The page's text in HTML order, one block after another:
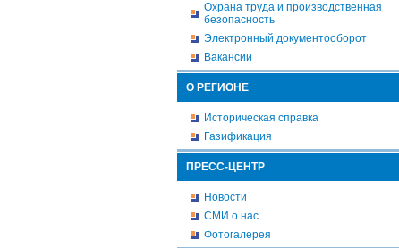
Охрана труда и производственная
безопасность
Электронный документооборот
Вакансии
О РЕГИОНЕ
Историческая справка
Газификация
ПРЕСС-ЦЕНТР
Новости
СМИ о нас
Фотогалерея